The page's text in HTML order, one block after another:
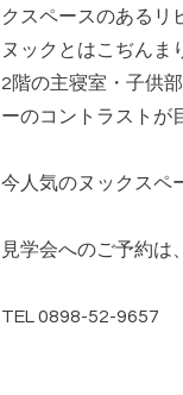
クスペースのあるリ
ヌックとはこぢんま
2階の主寝室・子供
ーのコントラストが
今人気のヌックスペ
見学会へのご予約は
TEL 0898-52-9657